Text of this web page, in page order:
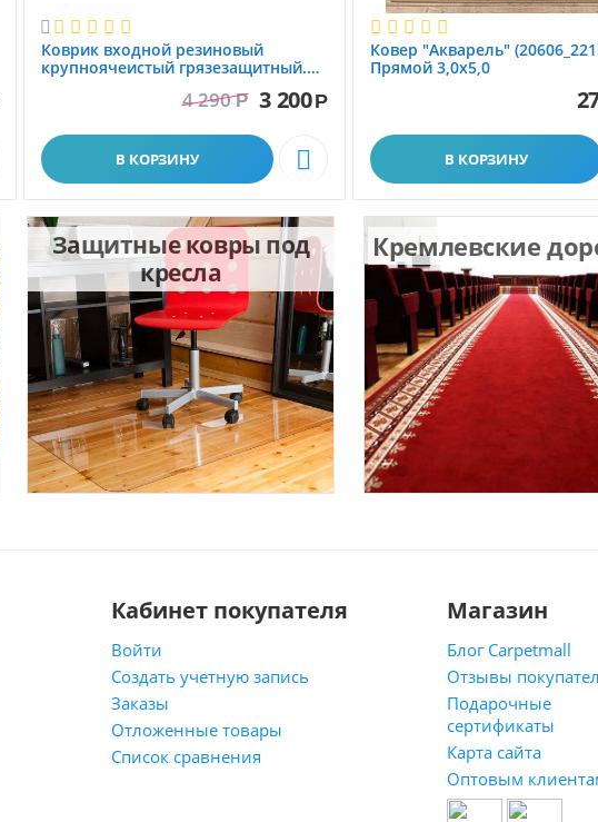

Коврик вxодной резиновый
крупноячеистый грязезащитный.
4 290 Р 3 200Р
В КОРЗИНУ 
Ковер "Акварель"
Прямой 3,0х5,0
В КОРЗИНУ
Защитные ковры под
кресла
Кремлевские
Кабинет покупателя
Войти
Создать учетную запись
Заказы
Отложенные товары
Список сравнения
Магазин
Блог Carpetmall
Отзывы
Подарочные
сертификаты
Карта сайта
Оптовым